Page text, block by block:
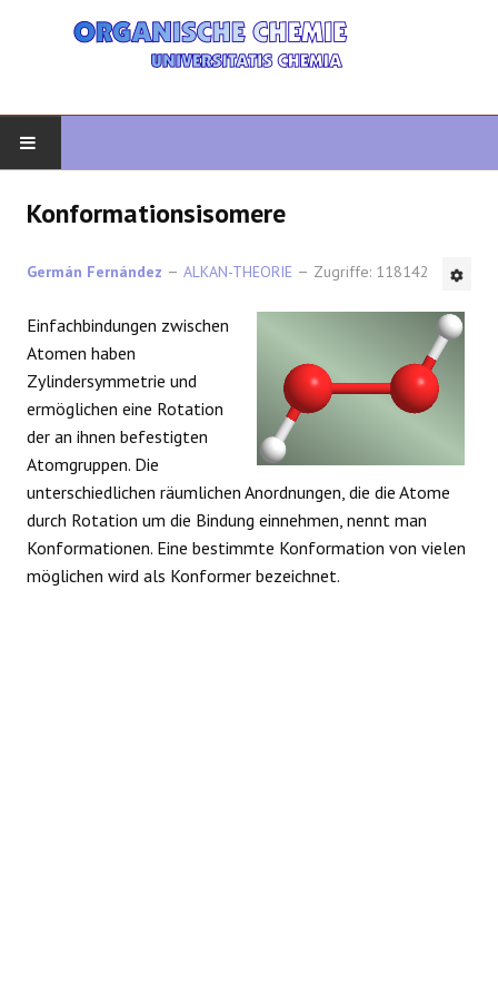
FORTGESCHRITTENE ORGANISCHE
HETEROZYKLEN
SYNTHESE
SPEKTROSKOPIE
REAKTIONEN
Konformationsisomere
Germán Fernández ALKAN-THEORIE Zugriffe: 118142
Einfachbindungen zwischen
Atomen haben
Zylindersymmetrie und
ermöglichen eine Rotation
der an ihnen befestigten
Atomgruppen. Die
unterschiedlichen räumlichen Anordnungen, die die Atome
durch Rotation um die Bindung einnehmen, nennt man
Konformationen. Eine bestimmte Konformation von vielen
möglichen wird als Konformer bezeichnet.